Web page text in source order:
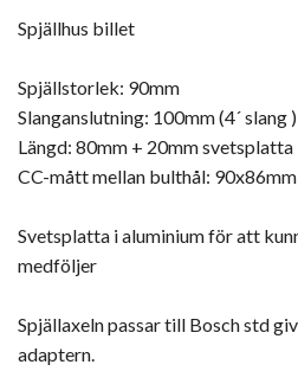
Spjällhus billet
Spjällstorlek: 90mm
Slanganslutning: 100mm (4´ slang )
Längd: 80mm + 20mm svetsplatta
CC-mått mellan bulthål: 90x86mm
Svetsplatta i aluminium för att
medföljer
Spjällaxeln passar till Bosch std
adaptern.